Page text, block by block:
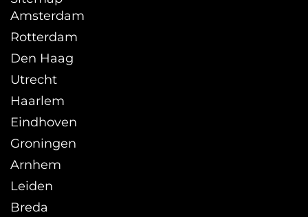
Amsterdam
Rotterdam
Den Haag
Utrecht
Haarlem
Eindhoven
Groningen
Arnhem
Leiden
Breda